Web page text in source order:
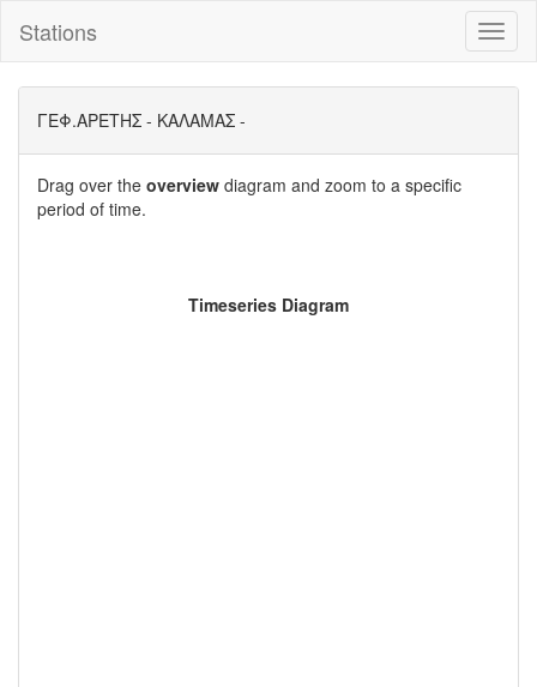
Stations
ΓΕΦ.ΑΡΕΤΗΣ - ΚΑΛΑΜΑΣ -
Drag over the overview diagram and zoom to a specific
period of time.
Timeseries Diagram